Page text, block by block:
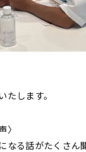
たします。
〉
なる話がたくさん